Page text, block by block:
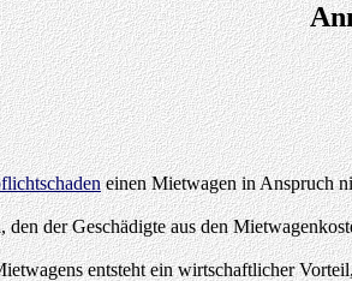
einen Mietwagen in Anspruch
der Geschädigte aus den
entsteht ein wirtschaftlicher